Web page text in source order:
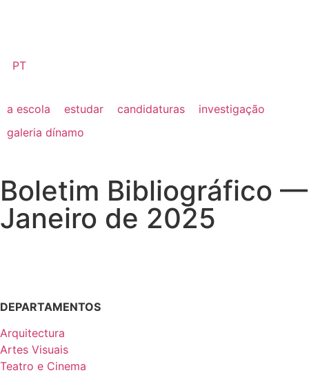
PT
a escola estudar candidaturas
investigação
galeria dínamo
Boletim Bibliográfico —
Janeiro de 2025
DEPARTAMENTOS
Arquitectura
Artes Visuais
Teatro e Cinema